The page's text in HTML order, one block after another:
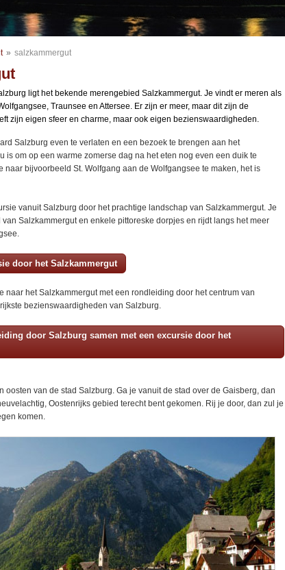
» salzkammergut
ligt het bekende merengebied Salzkammergut. Je vindt er meren als
Traunsee en Attersee. Er zijn er meer, maar dit zijn de
zijn eigen sfeer en charme, maar ook eigen bezienswaardigheden.
Salzburg even te verlaten en een bezoek te brengen aan het
is om op een warme zomerse dag na het eten nog even een duik te
naar bijvoorbeeld St. Wolfgang aan de Wolfgangsee te maken, het is
vanuit Salzburg door het prachtige landschap van Salzkammergut. Je
Salzkammergut en enkele pittoreske dorpjes en rijdt langs het meer
door het Salzkammergut
naar het Salzkammergut met een rondleiding door het centrum van
bezienswaardigheden van Salzburg.
door Salzburg samen met een excursie door het
oosten van de stad Salzburg. Ga je vanuit de stad over de Gaisberg, dan
Oostenrijks gebied terecht bent gekomen. Rij je door, dan zul je
komen.